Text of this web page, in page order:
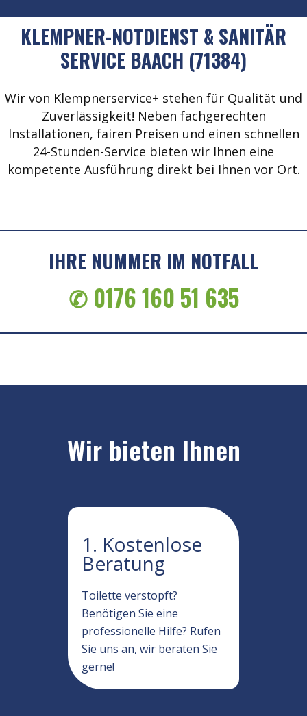
KLEMPNER-NOTDIENST & SANITÄR
SERVICE BAACH (71384)
Wir von Klempnerservice+ stehen für Qualität und
Zuverlässigkeit! Neben fachgerechten
Installationen, fairen Preisen und einen schnellen
24-Stunden-Service bieten wir Ihnen eine
kompetente Ausführung direkt bei Ihnen vor Ort.
IHRE NUMMER IM NOTFALL
✆ 0176 160 51 635
Wir bieten Ihnen
1. Kostenlose
Beratung
Toilette verstopft?
Benötigen Sie eine
professionelle Hilfe? Rufen
Sie uns an, wir beraten Sie
gerne!